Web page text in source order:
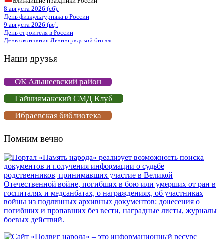
8 августа 2026 (сб):
День физкультурника в России
9 августа 2026 (вс):
День строителя в России
День окончания Ленинградской битвы
Наши друзья
ОК Альшеевский район
Гайниямакский СМД Клуб
Ибраевская библиотека
Помним вечно